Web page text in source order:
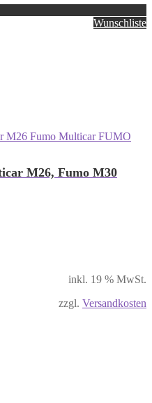
Wunschliste
M26, Fumo M30
inkl. 19 % MwSt.
zzgl. Versandkosten